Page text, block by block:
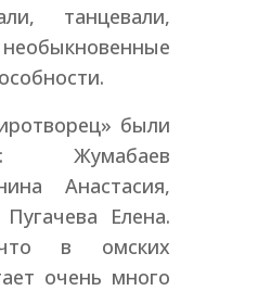
танцевали,
были
Жумабаев
Анастасия,
Елена.
что в омских
очень много